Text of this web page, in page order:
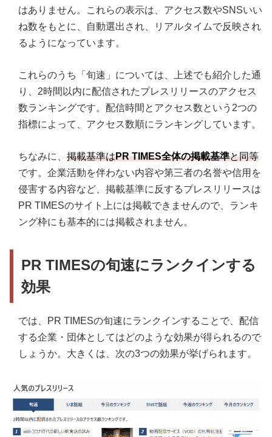
はありません。これらの表示は、アクセス数やSNSいい
ね数をもとに、自動選出され、リアルタイムで反映され
るようになっています。
これらのうち「旬速」については、上述でも紹介した通
り、2時間以内に配信されたプレスリリースのアクセス
数ランキングです。配信時間とアクセス数という2つの
指標によって、アクセス数順にランキングしています。
ちなみに、 掲載基準はPR TIMES全体の掲載基準と同等
です。企業活動を伴わない内容や第三者の名誉や信用を
侵害する内容など、掲載基準に反するプレスリリースは
PR TIMESのサイト上には掲載できませんので、ランキ
ング枠にも基本的には掲載されません。
PR TIMESの旬速にランクインする
効果
では、PR TIMESの旬速にランクインすることで、配信
する企業・団体としてはどのような効果が得られるので
しょうか。大きくは、次の3つの効果が挙げられます。